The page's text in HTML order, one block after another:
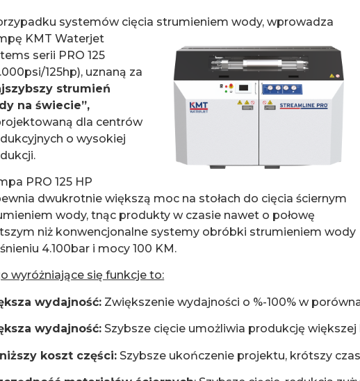
systemów cięcia strumieniem wody,wprowadza
KMT Waterjet
serii PRO 125
125hp), uznaną za
strumień
na świecie”,
dla centrów
o wysokiej
PRO 125 HP
dwukrotnie większą moc na stołach do cięcia ściernym
wody, tnąc produkty w czasie nawet o połowę
niż konwencjonalne systemy obróbki strumieniem wody
4.100bar i mocy 100 KM.
wyróżniające się funkcje to:
wydajność: Zwiększenie wydajności o %-100% w
wydajność: Szybsze cięcie umożliwia produkcję
koszt części: Szybsze ukończenie projektu, krótszy